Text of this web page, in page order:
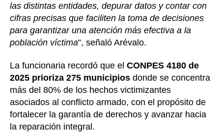
las distintas entidades, depurar datos y contar con
cifras precisas que faciliten la toma de decisiones
para garantizar una atención más efectiva a la
población víctima”, señaló Arévalo.
La funcionaria recordó que el CONPES 4180 de
2025 prioriza 275 municipios donde se concentra
más del 80% de los hechos victimizantes
asociados al conflicto armado, con el propósito de
fortalecer la garantía de derechos y avanzar hacia
la reparación integral.